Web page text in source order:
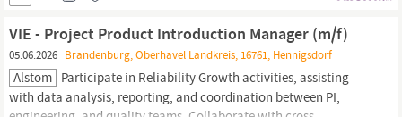
Supply-Chain-
Prozessemit. Sie
VIE - Project Product Introduction Manager (m/f)
05.06.2026 Brandenburg, Oberhavel Landkreis, 16761, Hennigsdorf
Alstom Participate in Reliability Growth activities, assisting
with data analysis, reporting, and coordination between PI,